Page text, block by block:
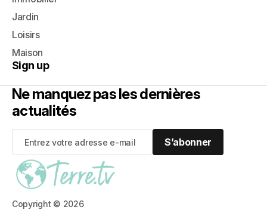
Copyright © 2026
Jardin
Loisirs
Maison
Sign up
Ne manquez pas les dernières
actualités
S’abonner
S’abonner